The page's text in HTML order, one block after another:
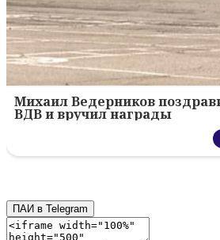
Михаил Ведерников
ВДВ и вручил награды
ПАИ в Telegram